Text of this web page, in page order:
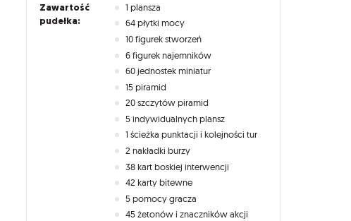
Zawartość
pudełka:
1 plansza
64 płytki mocy
10 figurek stworzeń
6 figurek najemników
60 jednostek miniatur
15 piramid
20 szczytów piramid
5 indywidualnych plansz
1 ścieżka punktacji i kolejności tur
2 nakładki burzy
38 kart boskiej interwencji
42 karty bitewne
5 pomocy gracza
45 żetonów i znaczników akcji